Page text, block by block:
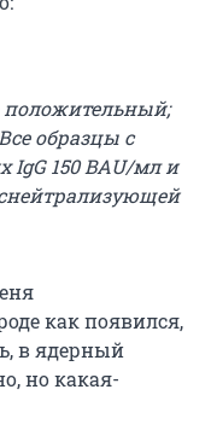
положительный;
образцы с
IgG 150 BAU/мл и
как появился,
в ядерный
но какая-